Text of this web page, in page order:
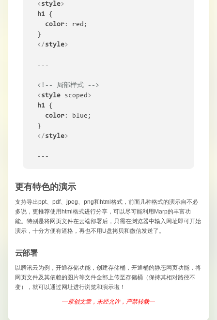
< style>
h1 {
color : red;
</ style>
---
<!-- 局部样式 -->
< style scoped >
h1 {
color : blue;
</ style>
---
更有特色的演示
支持导出ppt、pdf、jpeg、png和html格式，前面几种格式的演示自不必
多说，更推荐使用html格式进行分享，可以尽可能利用Marp的丰富功
能。特别是将网页文件在云端部署后，只需在浏览器中输入网址即可开始
演示，十分方便有逼格，再也不用U盘拷贝和微信发送了。
云部署
以腾讯云为例，开通存储功能，创建存储桶，开通桶的静态网页功能，将
网页文件及其依赖的图片等文件全部上传至存储桶（保持其相对路径不
变），就可以通过网址进行浏览和演示啦！
—原创文章，未经允许，严禁转载—